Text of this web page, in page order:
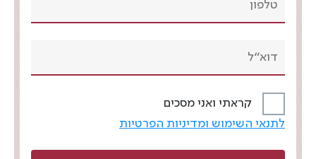
קראתי ואני מסכים
לתנאי השימוש ומדיניות הפרטיות